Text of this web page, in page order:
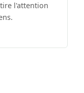
l'attention